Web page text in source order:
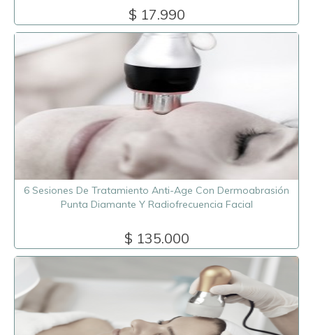
$ 17.990
6 Sesiones De Tratamiento Anti-Age Con Dermoabrasión
Punta Diamante Y Radiofrecuencia Facial
$ 135.000